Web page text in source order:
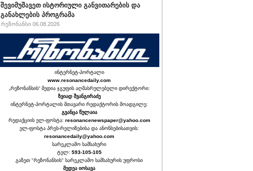
შევიმუშავეთ ისტორიული განვითარების და
განახლების პროგრამა
რეზონანსი 06.08.2026
ინტერნეტ-პორტალი
www.resonancedaily.com
„რეზონანსის“ მედია ჯგუფის აღმასრულებელი დირექტორი:
ზვიად შვანგირაძე
ინტერნეტ-პორტალის მთავარი რედაქტორის მოადგილე:
გვანცა წულაია
რედაქციის ელ-ფოსტა: resonancenewspaper@yahoo.com
ელ-ფოსტა პრეს-რელიზებისა და ანონსებისათვის:
resonancedaily@yahoo.com
სარეკლამო სამსახური
ტელ: 593-105-105
გაზეთ "რეზონანსის" სარეკლამო სამსახურის უფროსი
მედეა იოსავა